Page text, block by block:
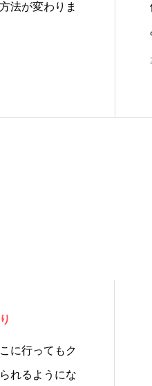
法が変わりま
に行ってもク
れるようにな